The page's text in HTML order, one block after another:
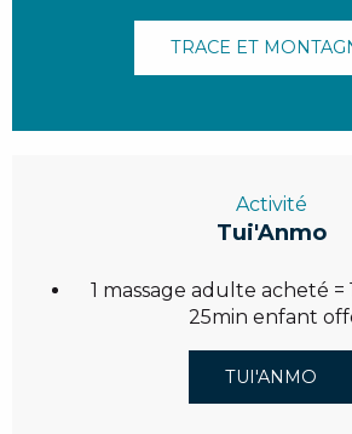
TRACE ET
Activité
Tui'Anmo
1 massage adulte acheté =
25min enfant
TUI'ANMO